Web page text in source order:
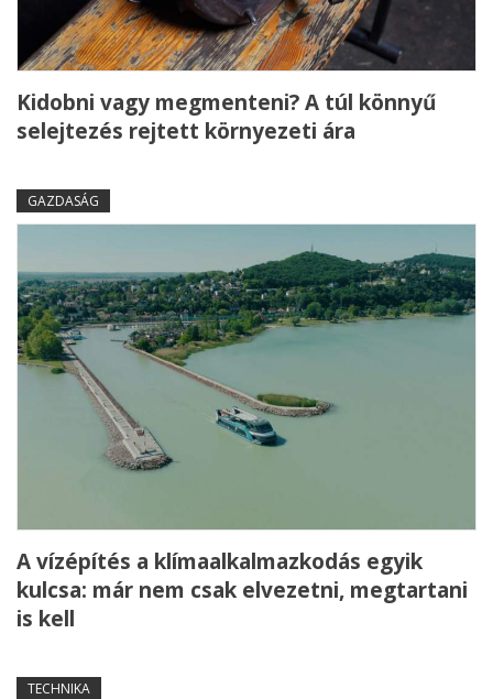
Kidobni vagy megmenteni? A túl könnyű
selejtezés rejtett környezeti ára
GAZDASÁG
A vízépítés a klímaalkalmazkodás egyik
kulcsa: már nem csak elvezetni, megtartani
is kell
TECHNIKA